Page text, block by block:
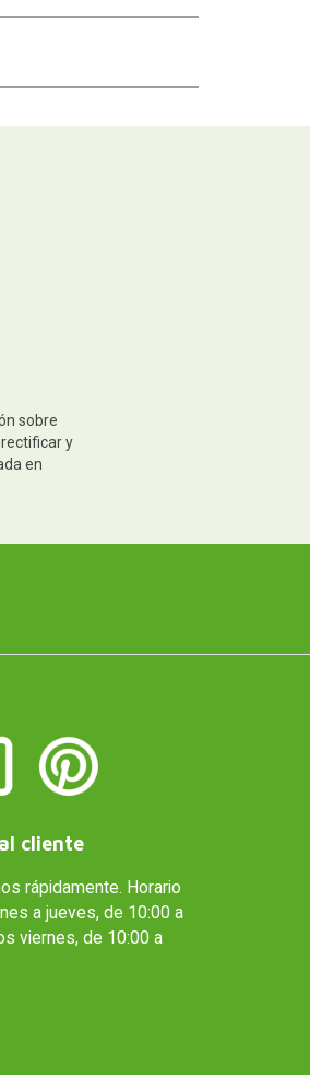
sobre
y
en
cliente
rápidamente. Horario
a jueves, de 10:00 a
viernes, de 10:00 a